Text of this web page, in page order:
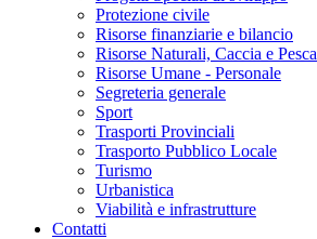
Protezione civile
Risorse finanziarie e bilancio
Risorse Naturali, Caccia e Pesca
Risorse Umane - Personale
Segreteria generale
Sport
Trasporti Provinciali
Trasporto Pubblico Locale
Turismo
Urbanistica
Viabilità e infrastrutture
Contatti